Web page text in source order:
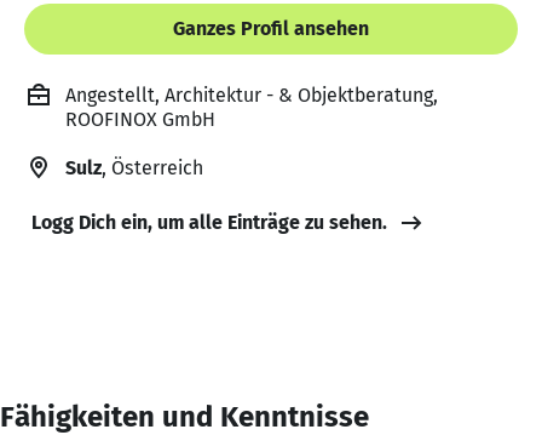
Ganzes Profil ansehen
Angestellt, Architektur - & Objektberatung,
ROOFINOX GmbH
Sulz, Österreich
Logg Dich ein, um alle Einträge zu sehen.
Fähigkeiten und Kenntnisse